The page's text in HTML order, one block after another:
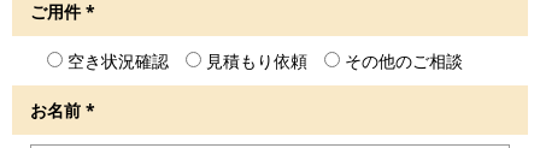
ご用件*
空き状況確認 見積もり依頼 その他のご相談
お名前 *